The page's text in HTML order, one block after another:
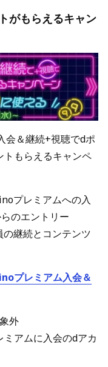
がもらえるキャン
会＆継続+視聴でdポ
トもらえるキャンペ
プレミアムへの入
のエントリー
継続とコンテンツ
プレミアム入会＆
外
アムに入会のdアカ